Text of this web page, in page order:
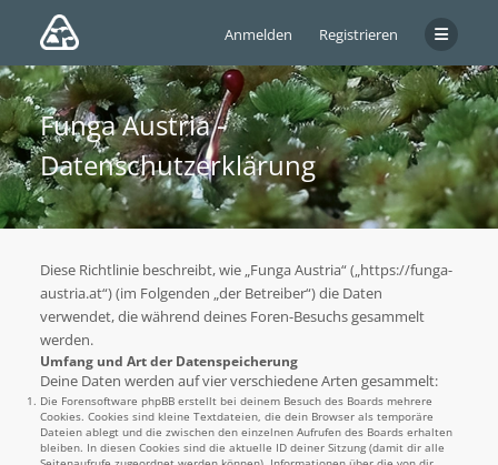
Anmelden Registrieren
Funga Austria -
Datenschutzerklärung
Diese Richtlinie beschreibt, wie „Funga Austria“ („https://funga-
austria.at“) (im Folgenden „der Betreiber“) die Daten
verwendet, die während deines Foren-Besuchs gesammelt
werden.
Umfang und Art der Datenspeicherung
Deine Daten werden auf vier verschiedene Arten gesammelt:
Die Forensoftware phpBB erstellt bei deinem Besuch des Boards mehrere
Cookies. Cookies sind kleine Textdateien, die dein Browser als temporäre
Dateien ablegt und die zwischen den einzelnen Aufrufen des Boards erhalten
bleiben. In diesen Cookies sind die aktuelle ID deiner Sitzung (damit dir alle